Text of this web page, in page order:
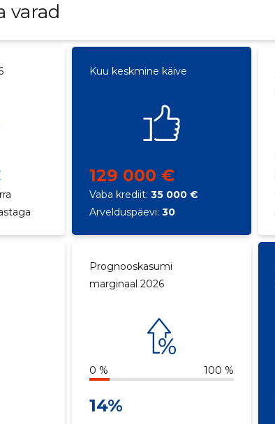
varad
Kuu keskmine käive
129 000 €
Vaba krediit:35 000 €
Arvelduspäevi:30
Prognooskasumi
marginaal 2026
0 % 100 %
14%